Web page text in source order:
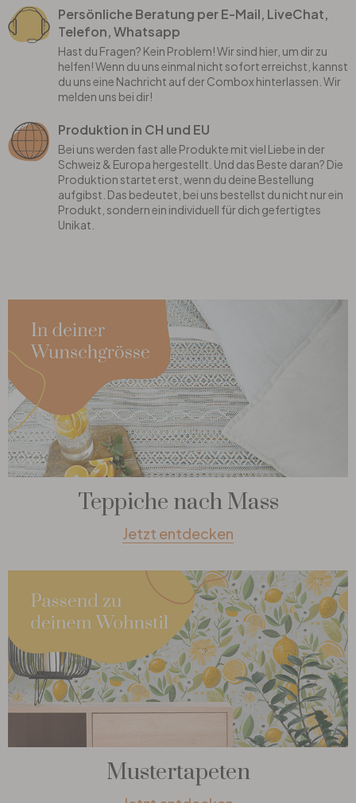
Persönliche Beratung per E-Mail, LiveChat,
Telefon, Whatsapp
Hast du Fragen? Kein Problem! Wir sind hier, um dir zu
helfen! Wenn du uns einmal nicht sofort erreichst, kannst
du uns eine Nachricht auf der Combox hinterlassen. Wir
melden uns bei dir!
Produktion in CH und EU
Bei uns werden fast alle Produkte mit viel Liebe in der
Schweiz & Europa hergestellt. Und das Beste daran? Die
Produktion startet erst, wenn du deine Bestellung
aufgibst. Das bedeutet, bei uns bestellst du nicht nur ein
Produkt, sondern ein individuell für dich gefertigtes
Unikat.
Teppiche nach Mass
Jetzt entdecken
Mustertapeten